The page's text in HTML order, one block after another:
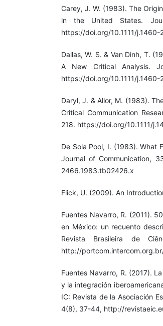
Carey, J. W. (1983). The
in the United States.
https://doi.org/10.1111/
Dallas, W. S. & Van Dinh, T.
A New Critical Analysis.
https://doi.org/10.1111/
Daryl, J. & Allor, M. (1983).
Critical Communication
218. https://doi.org/10.1111/
De Sola Pool, I. (1983). What
Journal of Communication,
2466.1983.tb02426.x
Flick, U. (2009). An
Fuentes Navarro, R. (2011).
en México: un recuento
Revista Brasileira de
http://
Fuentes Navarro, R. (2017).
y la integración
IC: Revista de la Asociación
4(8), 37-44, http://